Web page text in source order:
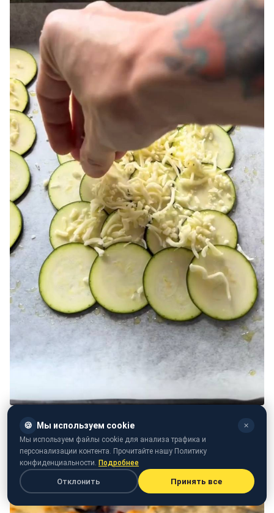
🍪 Мы используем cookie ✕
Мы используем файлы cookie для анализа трафика и
персонализации контента. Прочитайте нашу Политику
конфиденциальности. Подробнее
Отклонить Принять все